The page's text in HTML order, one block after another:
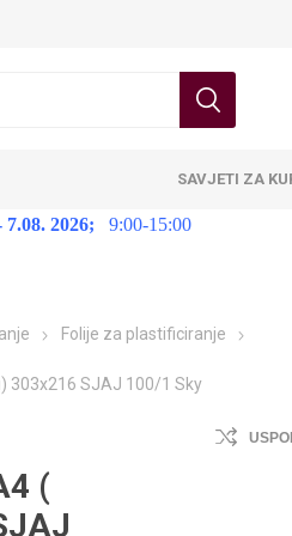
SAVJETI ZA
7.08. 2026; 9:00-15:00
Folije za plastificiranje
303x216 SJAJ 100/1 Sky
(